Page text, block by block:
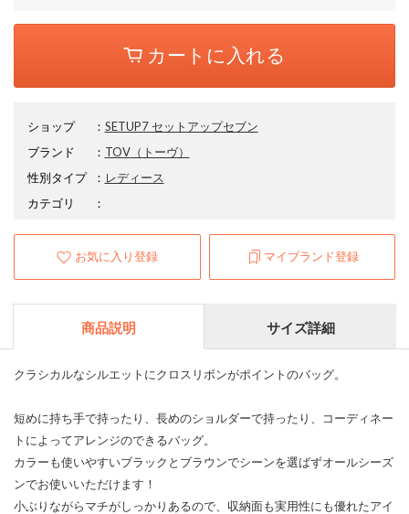
カートに入れる
ショップ ： SETUP7 セットアップセブン
ブランド
： TOV（トーヴ）
性別タイプ
： レディース
カテゴリ
：
お気に入り登録 マイブランド登録
商品説明 サイズ詳細
クラシカルなシルエットにクロスリボンがポイントのバッグ。
短めに持ち手で持ったり、長めのショルダーで持ったり、コーディネー
トによってアレンジのできるバッグ。
カラーも使いやすいブラックとブラウンでシーンを選ばずオールシーズ
ンでお使いいただけます！
小ぶりながらマチがしっかりあるので、収納面も実用性にも優れたアイ